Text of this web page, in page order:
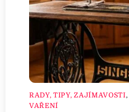
RADY, TIPY, ZAJÍMAVOSTI,
VAŘENÍ